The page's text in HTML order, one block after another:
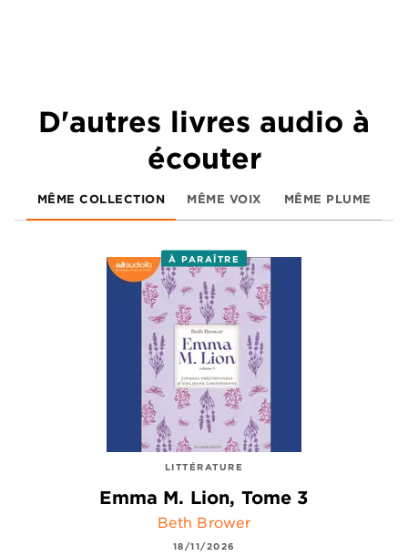
D'autres livres audio à
écouter
MÊME COLLECTION MÊME VOIX MÊME PLUME
À PARAÎTRE
LITTÉRATURE
Emma M. Lion, Tome 3
Beth Brower
18/11/2026